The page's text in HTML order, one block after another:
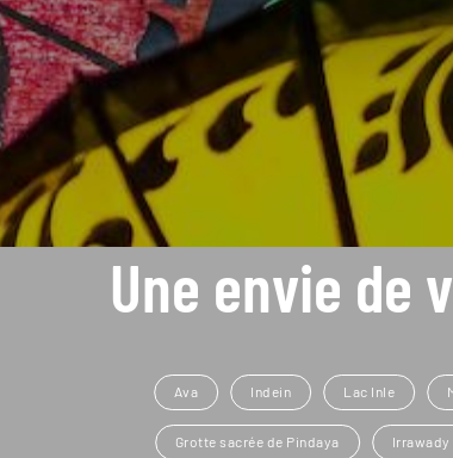
Une envie de
Ava Indein Lac Inle
Grotte sacrée de Pindaya Irrawady